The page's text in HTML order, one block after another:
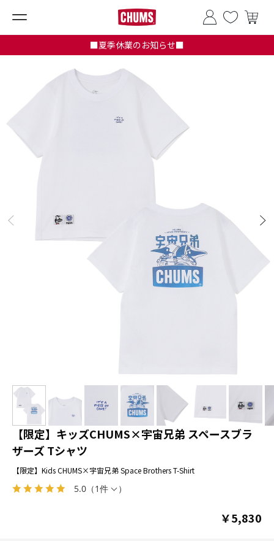
■夏季休業のお知らせ■
5.0 （1件 ）
【限定】キッズCHUMS×宇宙兄弟 スペースブラ
ザーズ Tシャツ
【限定】Kids CHUMS×宇宙兄弟 Space Brothers T-Shirt
￥5,830